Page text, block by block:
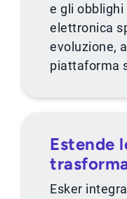
e gli
elettronica
evoluzione,
piattaforma
Estende
Esker